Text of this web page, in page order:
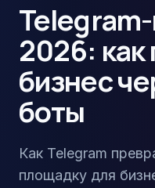
2026: как
бизнес
боты
Как Telegram
площадку для